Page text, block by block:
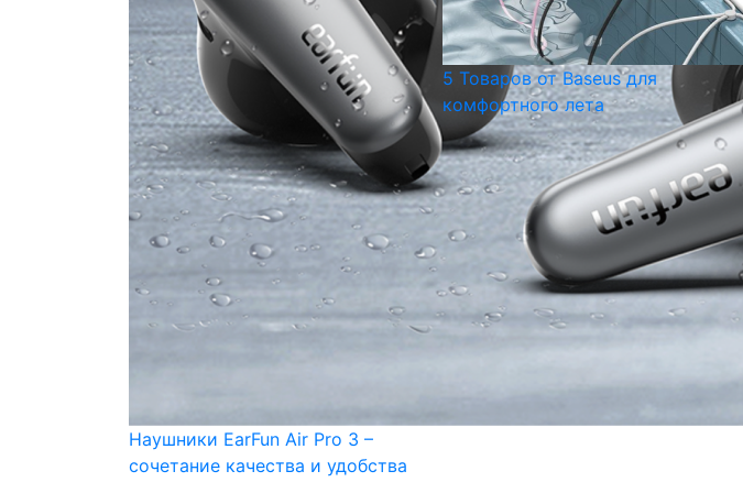
Наушники EarFun Air Pro 3 –
сочетание качества и удобства
5 Товаров от Baseus для
комфортного лета